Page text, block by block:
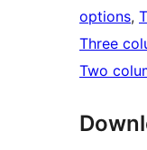
options,
Three
Two